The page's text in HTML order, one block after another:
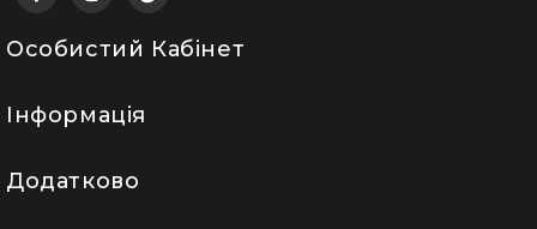
Особистий Кабінет
Інформація
Додатково